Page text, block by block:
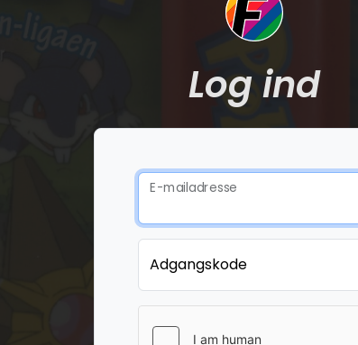
Log ind
E-mailadresse
Adgangskode